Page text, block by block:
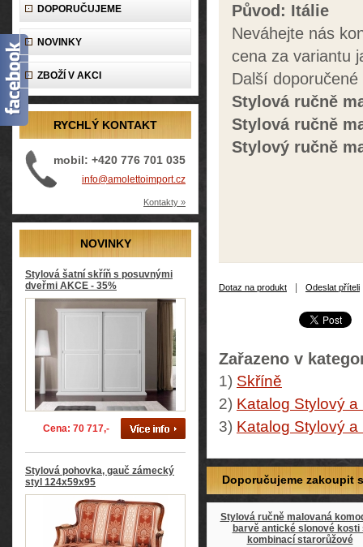
DOPORUČUJEME
NOVINKY
ZBOŽÍ V AKCI
RYCHLÝ KONTAKT
mobil: +420 776 701 035
info@amolettoimport.cz
Kontakty »
NOVINKY
Stylová šatní skříň s posuvnými
dveřmi AKCE - 35%
Cena: 70 717,-
Stylová pohovka, gauč zámecký
styl 124x59x95
Původ: Itálie
Neváhejte nás
cena za variantu
Další doporučené
Stylová ručně
Stylová ručně
Stylový ručně
Dotaz na produkt Odeslat příteli
Zařazeno v
1) Skříně
2) Katalog Stylový
3) Katalog Stylový
Doporučujeme zakoupit
Stylová ručně malovaná
barvě antické slonové kosti
kombinací starorůžové